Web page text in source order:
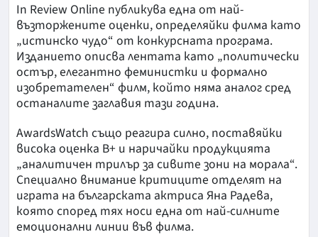
In Review Online публикува една от най-
възторжените оценки, определяйки филма като
„истинско чудо“ от конкурсната програма.
Изданието описва лентата като „политически
остър, елегантно феминистки и формално
изобретателен“ филм, който няма аналог сред
останалите заглавия тази година.
AwardsWatch също реагира силно, поставяйки
висока оценка B+ и наричайки продукцията
„аналитичен трилър за сивите зони на морала“.
Специално внимание критиците отделят на
играта на българската актриса Яна Радева,
която според тях носи една от най-силните
емоционални линии във филма.